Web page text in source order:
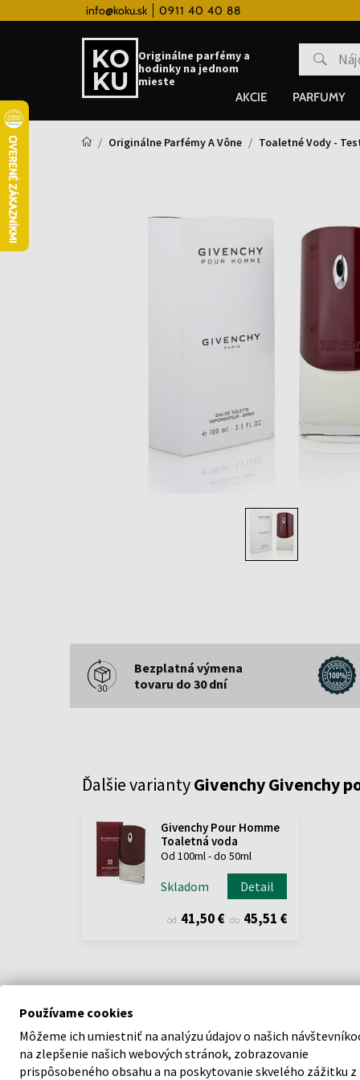
info@koku.sk 0911 40 40 88Vernostný systém
Originálne parfémy a
hodinky na jednom
mieste
AKCIE PARFUMY
Originálne Parfémy A Vône Toaletné Vody -
Bezplatná výmena
tovaru do 30 dní
Ďalšie variantyGivenchy Givenchy
Givenchy Pour Homme
Toaletná voda
Od 100ml - do 50ml
Skladom Detail
od 41,50 € do 45,51 €
POPIS
Používame cookies
Môžeme ich umiestniť na analýzu údajov o našich
na zlepšenie našich webových stránok, zobrazovanie
prispôsobeného obsahu a na poskytovanie skvelého zážitku z